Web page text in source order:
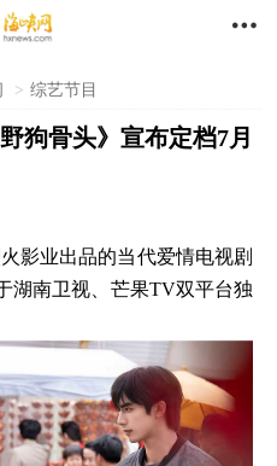

> 综艺节目
狗骨头》宣布定档7月
影业出品的当代爱情电视剧
湖南卫视、芒果TV双平台独